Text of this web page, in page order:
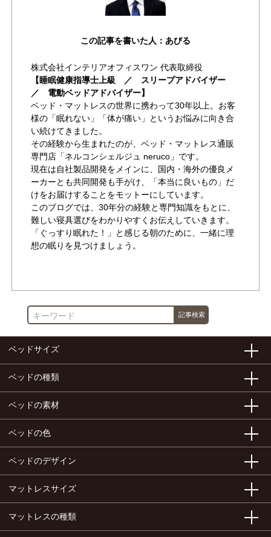
この記事を書いた人：あびる
株式会社インテリアオフィスワン 代表取締役
【睡眠健康指導士上級 ／ スリープアドバイザー
／ 電動ベッドアドバイザー】
ベッド・マットレスの世界に携わって30年以上。お客
様の「眠れない」「体が痛い」というお悩みに向き合
い続けてきました。
その経験から生まれたのが、ベッド・マットレス通販
専門店「ネルコンシェルジュ neruco」です。
現在は自社製品開発をメインに、国内・海外の優良メ
ーカーとも共同開発も手がけ、「本当に良いもの」だ
けをお届けすることをモットーにしています。
このブログでは、30年分の経験と専門知識をもとに、
難しい寝具選びをわかりやすくお伝えしていきます。
「ぐっすり眠れた！」と感じる朝のために、一緒に理
想の眠りを見つけましょう。
ベッドサイズ
ベッドの種類
ベッドの素材
ベッドの色
ベッドのデザイン
マットレスサイズ
マットレスの種類